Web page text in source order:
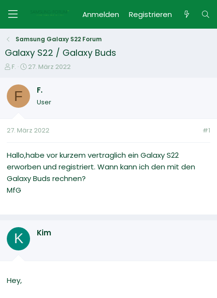
Anmelden Registrieren
Samsung Galaxy S22 Forum
Galaxy S22 / Galaxy Buds
E
s
e
e
F.
E
t
e
m
27. März 2022
F F.
User
27. März 2022 #1
Hallo,habe vor kurzem vertraglich ein Galaxy S22
erworben und registriert. Wann kann ich den mit den
Galaxy Buds rechnen?
MfG
K Kim
Hey,